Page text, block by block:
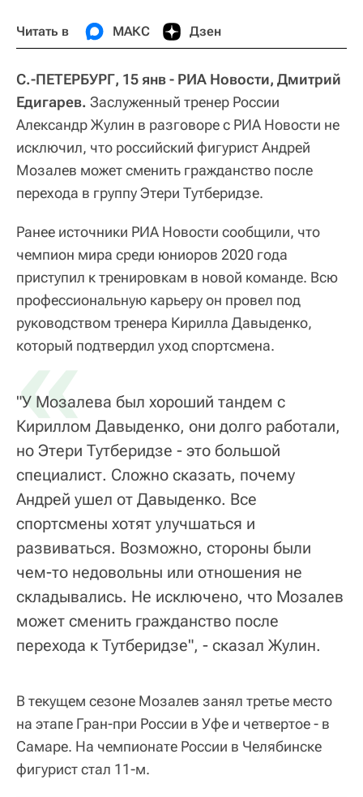
Читать в МАКС Дзен
С.-ПЕТЕРБУРГ, 15 янв - РИА Новости, Дмитрий
Едигарев. Заслуженный тренер России
Александр Жулин в разговоре с РИА Новости не
исключил, что российский фигурист Андрей
Мозалев может сменить гражданство после
перехода в группу Этери Тутберидзе.
Ранее источники РИА Новости сообщили, что
чемпион мира среди юниоров 2020 года
приступил к тренировкам в новой команде. Всю
профессиональную карьеру он провел под
руководством тренера Кирилла Давыденко,
который подтвердил уход спортсмена.
«
"У Мозалева был хороший тандем с
Кириллом Давыденко, они долго работали,
но Этери Тутберидзе - это большой
специалист. Сложно сказать, почему
Андрей ушел от Давыденко. Все
спортсмены хотят улучшаться и
развиваться. Возможно, стороны были
чем-то недовольны или отношения не
складывались. Не исключено, что Мозалев
может сменить гражданство после
перехода к Тутберидзе", - сказал Жулин.
В текущем сезоне Мозалев занял третье место
на этапе Гран-при России в Уфе и четвертое - в
Самаре. На чемпионате России в Челябинске
фигурист стал 11-м.